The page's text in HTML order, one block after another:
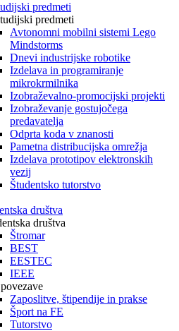
predmeti
predmeti
Avtonomni mobilni sistemi Lego
Mindstorms
Dnevi industrijske robotike
Izdelava in programiranje
mikrokrmilnika
Izobraževalno-promocijski projekti
Izobraževanje gostujočega
predavatelja
Odprta koda v znanosti
Pametna distribucijska omrežja
Izdelava prototipov elektronskih
vezij
Študentsko tutorstvo
društva
društva
Štromar
BEST
EESTEC
IEEE
Zaposlitve, štipendije in prakse
Šport na FE
Tutorstvo